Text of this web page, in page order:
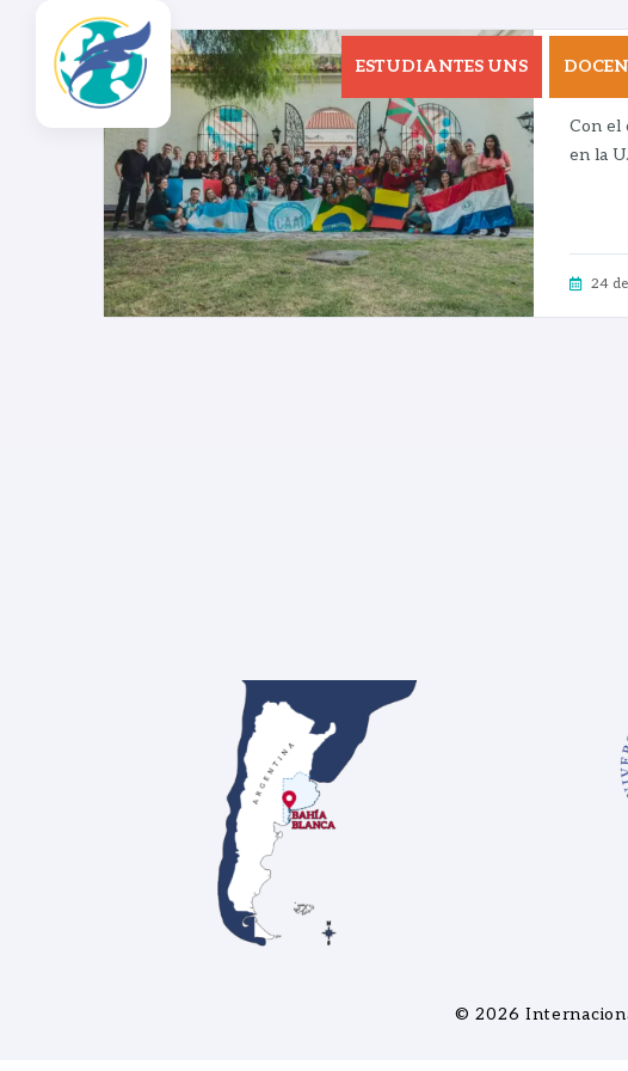
ESTUDIANTES UNS
Con el
en la
24
© 2026